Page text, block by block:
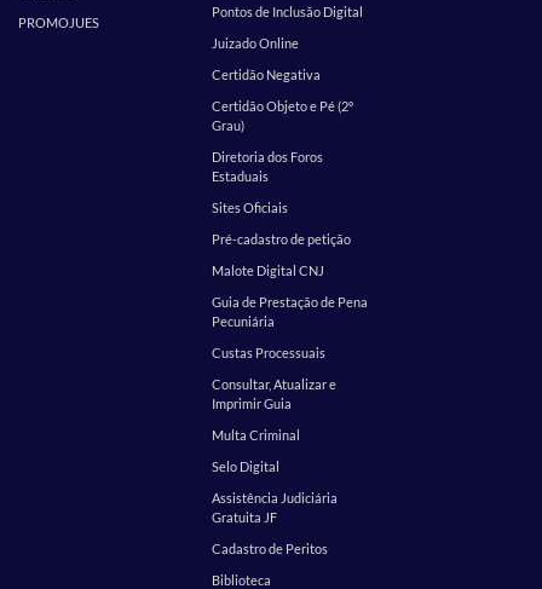
PROMOJUES
Pontos de Inclusão Digital
Juizado Online
Certidão Negativa
Certidão Objeto e Pé (2º
Grau)
Diretoria dos Foros
Estaduais
Sites Oficiais
Pré-cadastro de petição
Malote Digital CNJ
Guia de Prestação de Pena
Pecuniária
Custas Processuais
Consultar, Atualizar e
Imprimir Guia
Multa Criminal
Selo Digital
Assistência Judiciária
Gratuita JF
Cadastro de Peritos
Biblioteca